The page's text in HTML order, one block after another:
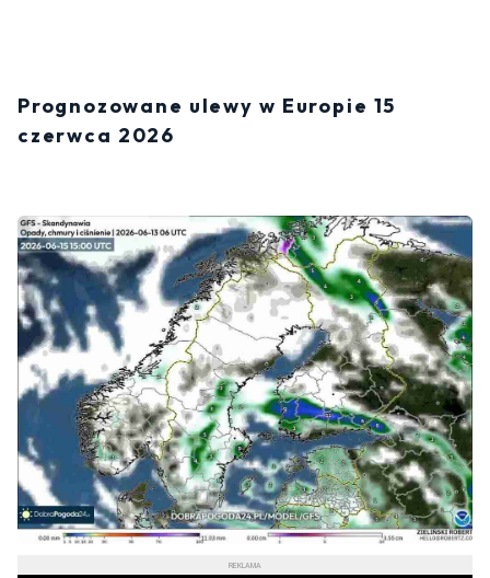
Prognozowane ulewy w Europie 15
czerwca 2026
REKLAMA